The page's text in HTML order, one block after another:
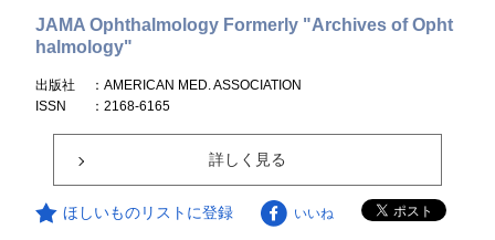
JAMA Ophthalmology Formerly "Archives of Opht
halmology"
出版社
：AMERICAN MED. ASSOCIATION
ISSN
：2168-6165
詳しく見る
ほしいものリストに登録 いいね